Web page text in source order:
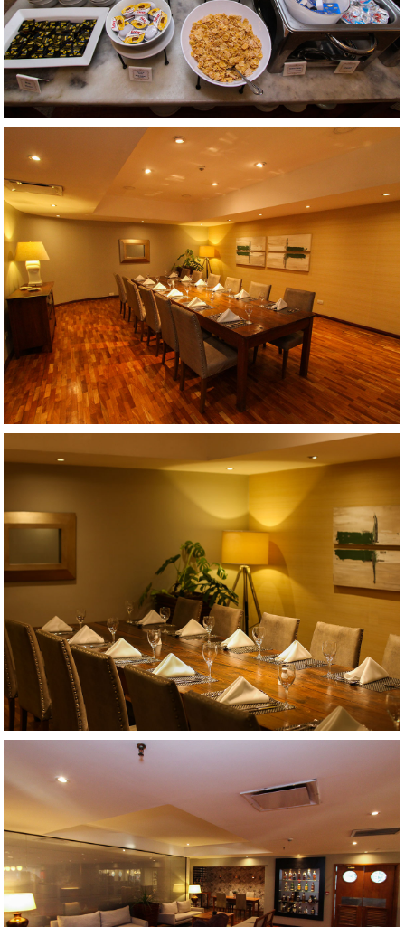
AMPLIAR
AMPLIAR
AMPLIAR